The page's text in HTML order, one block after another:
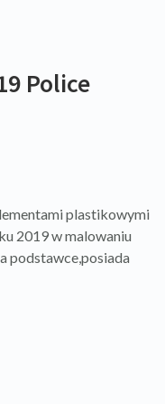
Police
plastikowymi
2019 w malowaniu
podstawce,posiada